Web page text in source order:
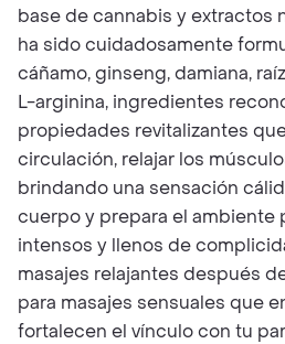
base de cannabis y extractos
ha sido cuidadosamente
cáñamo, ginseng, damiana,
L-arginina, ingredientes
propiedades revitalizantes
circulación, relajar los
brindando una sensación
cuerpo y prepara el ambiente
intensos y llenos de
masajes relajantes después
para masajes sensuales que
fortalecen el vínculo con tu